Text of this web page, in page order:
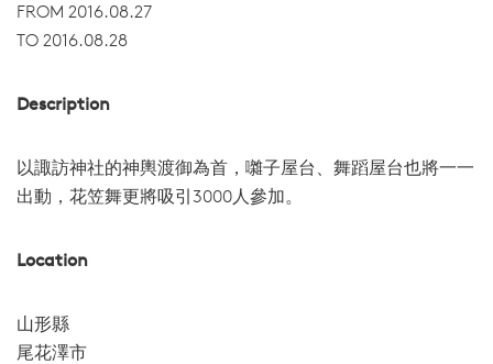
FROM 2016.08.27
TO 2016.08.28
Description
以諏訪神社的神輿渡御為首，囃子屋台、舞蹈屋台也將一一
出動，花笠舞更將吸引3000人參加。
Location
山形縣
尾花澤市